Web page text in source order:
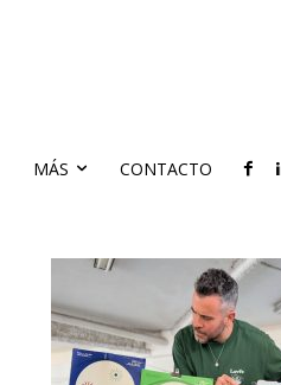
MÁS CONTACTO